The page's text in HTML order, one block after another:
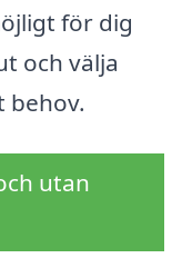
för dig
och välja
behov.
utan